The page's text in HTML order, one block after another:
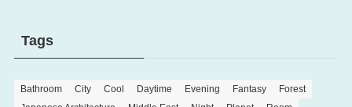
Tags
Bathroom City Cool Daytime Evening Fantasy
Forest